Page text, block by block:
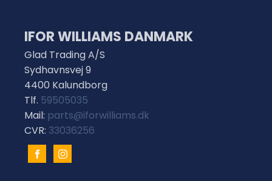
IFOR WILLIAMS DANMARK
Glad Trading A/S
Sydhavnsvej 9
4400 Kalundborg
Tlf. 59505035
Mail: parts@iforwilliams.dk
CVR: 33036256